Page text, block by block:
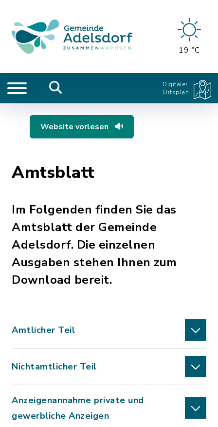
19 °C
Digitaler
Ortsplan
Website vorlesen
Amtsblatt
Im Folgenden finden Sie das
Amtsblatt der Gemeinde
Adelsdorf. Die einzelnen
Ausgaben stehen Ihnen zum
Download bereit.
Amtlicher Teil
Nichtamtlicher Teil
Anzeigenannahme private und
gewerbliche Anzeigen